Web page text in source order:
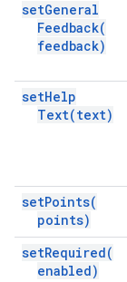
setGeneral
Feedback(
feedback)
setHelp
Text(text)
setPoints(
points)
setRequired(
enabled)